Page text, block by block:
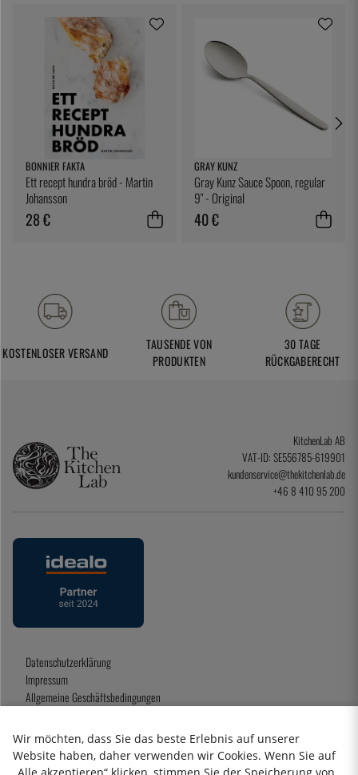
BONNIER FAKTA
Ett recept hundra bröd - Martin
Johansson
28 €
GRAY KUNZ
Gray Kunz Sauce Spoon, regular
9" - Original
40 €
KOSTENLOSER VERSAND
TAUSENDE VON
PRODUKTEN
30 TAGE
RÜCKGABERECHT
KitchenLab AB
VAT-ID: SE556785-619901
kundenservice@thekitchenlab.de
+46 8 410 95 200
Datenschutzerklärung
Impressum
Allgemeine Geschäftsbedingungen
Wir möchten, dass Sie das beste Erlebnis auf unserer
Website haben, daher verwenden wir Cookies. Wenn Sie auf